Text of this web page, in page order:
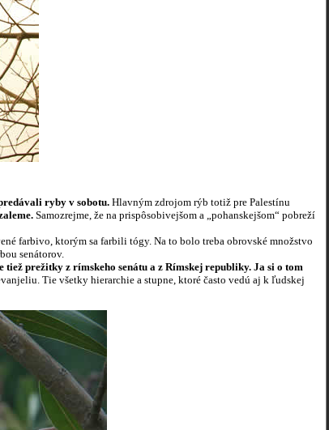
ryby v sobotu. Hlavným zdrojom rýb totiž pre Palestínu
Samozrejme, že na prispôsobivejšom a „pohanskejšom“ pobreží
farbivo, ktorým sa farbili tógy. Na to bolo treba obrovské množstvo
senátorov.
tiež prežitky z rímskeho senátu a z Rímskej republiky. Ja si o tom
Tie všetky hierarchie a stupne, ktoré často vedú aj k ľudskej